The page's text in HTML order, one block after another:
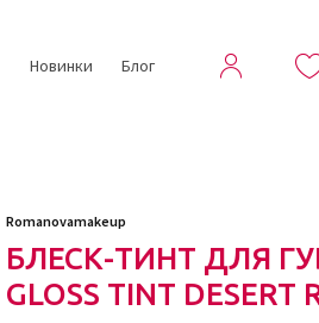
Новинки Блог
Romanovamakeup
БЛЕСК-ТИНТ ДЛЯ
GLOSS TINT DESERT